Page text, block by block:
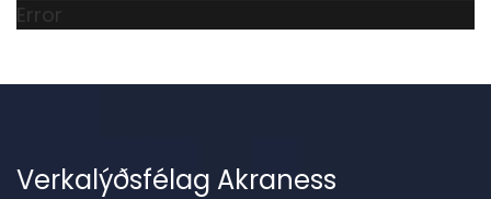
Error
Verkalýðsfélag Akraness